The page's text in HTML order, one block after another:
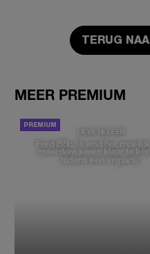
TERUG
MEER PREMIUM
LIEVE HELEEN
Fred (55): 'Ik vind het moeilijk
meerdere keren klaar te
tijdens een vrijpartij'